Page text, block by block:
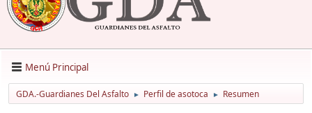
Menú Principal
GDA.-Guardianes Del Asfalto ► Perfil de asotoca ► Resumen